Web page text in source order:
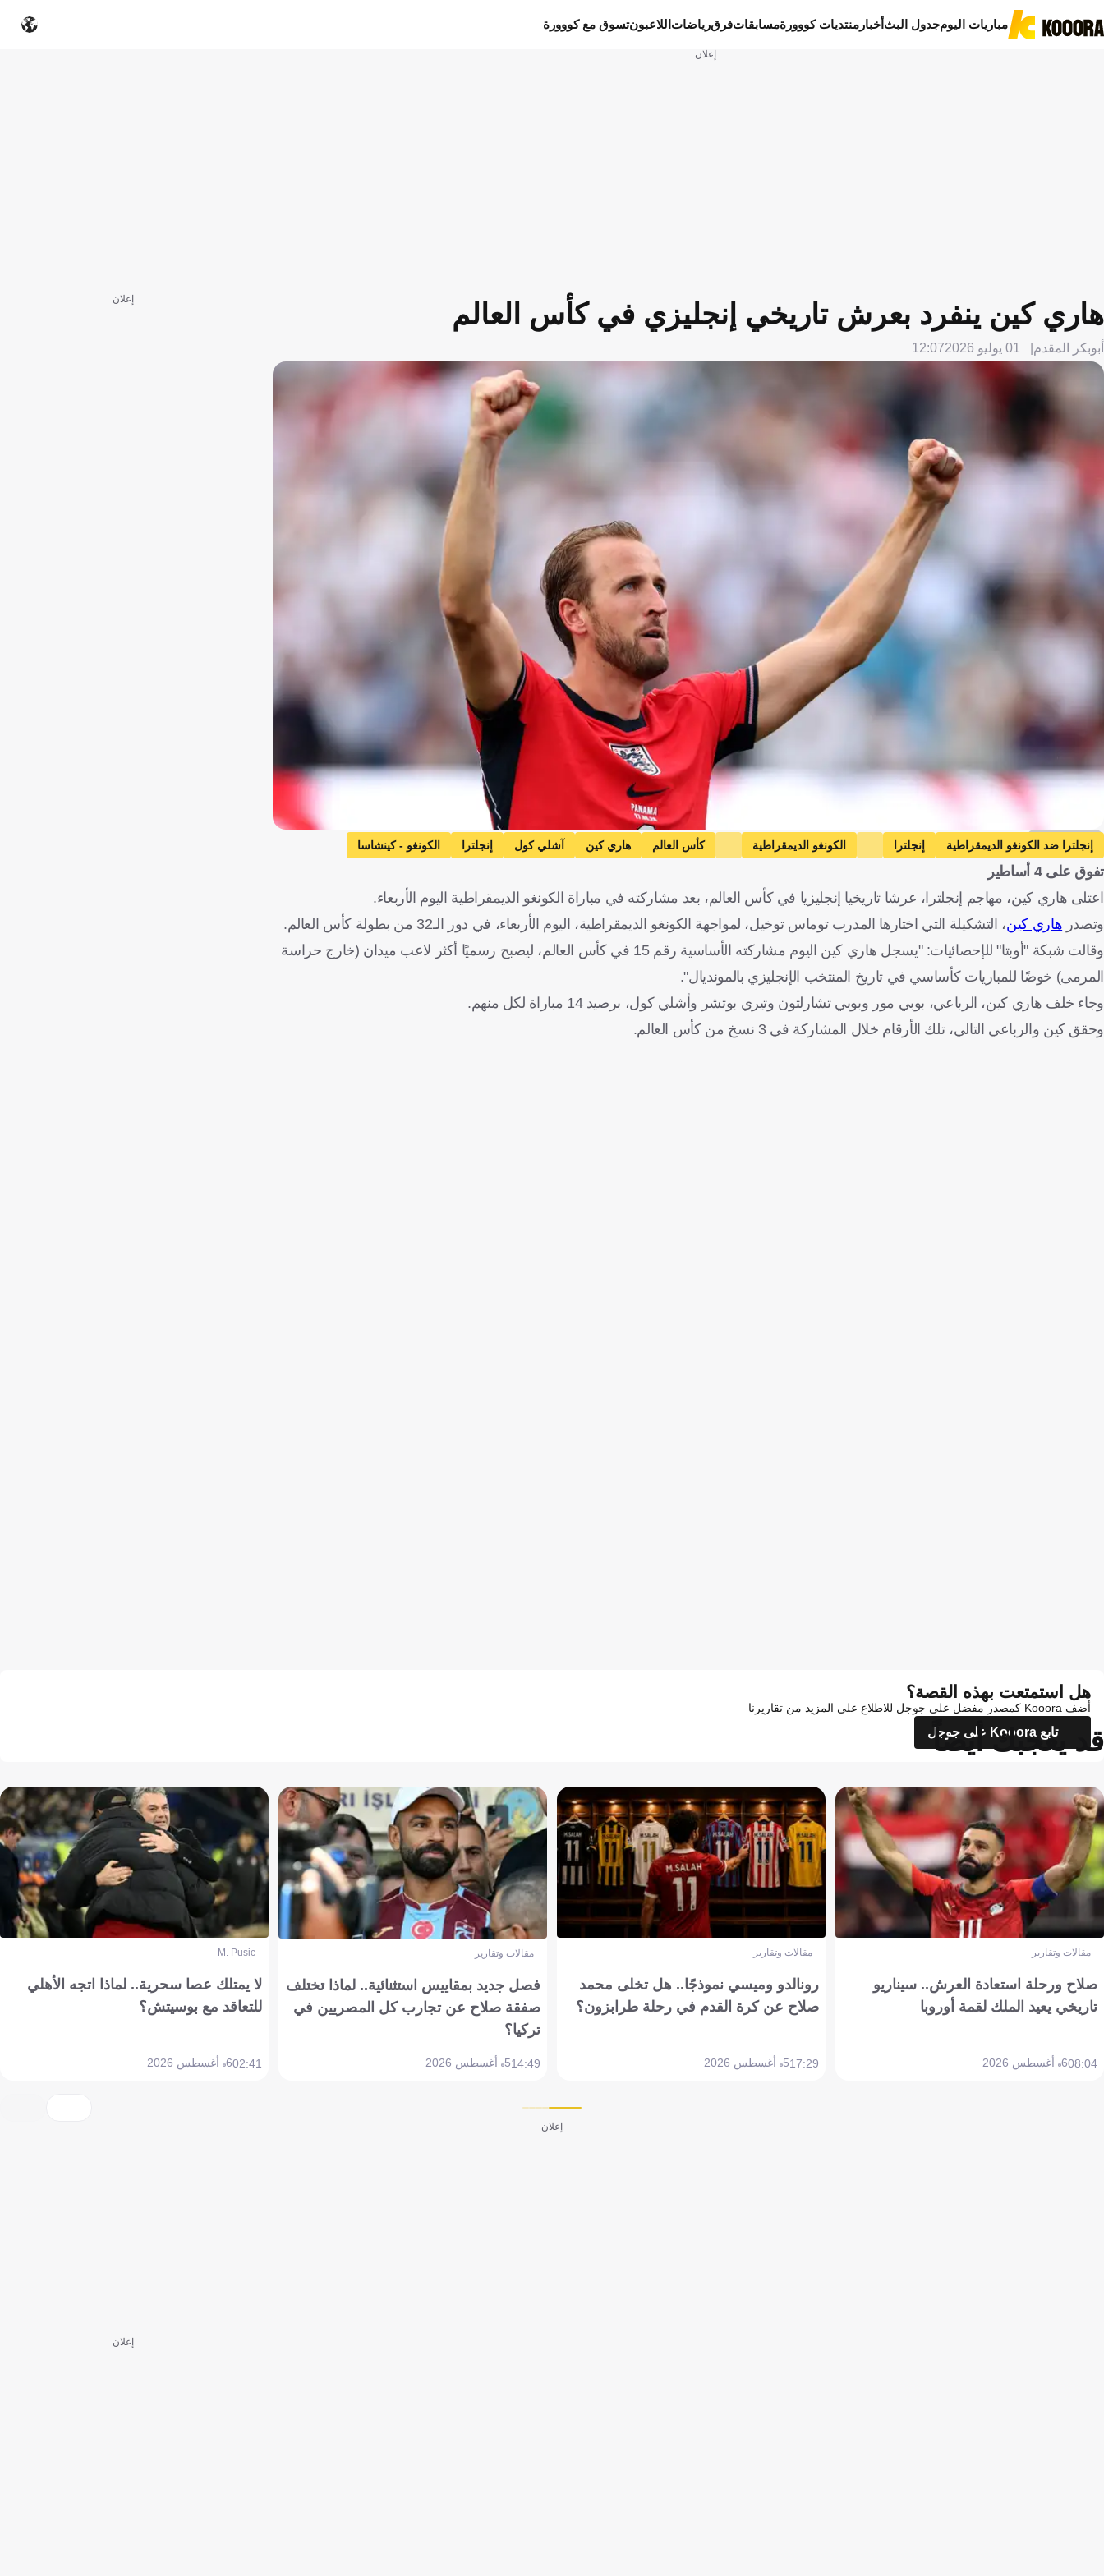
مباريات اليومجدول البثأخبار منتديات كووورةمسابقاتفرقرياضات اللاعبونتسوق مع كووورة
إعلان
هاري كين ينفرد بعرش تاريخي إنجليزي في كأس العالم
أبوبكر المقدم 01 يوليو 2026 12:07
Getty Images
إنجلترا ضد الكونغو الديمقراطية إنجلترا الكونغو الديمقراطية كأس العالم هاري كين آشلي كول إنجلترا
الكونغو - كينشاسا
الولايات المتحدة
كرة قدم
تفوق على 4 أساطير
اعتلى هاري كين، مهاجم إنجلترا، عرشا تاريخيا إنجليزيا في كأس العالم، بعد مشاركته في مباراة الكونغو الديمقراطية اليوم الأربعاء.
وتصدر هاري كين، التشكيلة التي اختارها المدرب توماس توخيل، لمواجهة الكونغو الديمقراطية، اليوم الأربعاء، في دور الـ32 من بطولة كأس العالم.
وقالت شبكة "أوبتا" للإحصائيات: "يسجل هاري كين اليوم مشاركته الأساسية رقم 15 في كأس العالم، ليصبح رسميًا أكثر لاعب ميدان (خارج حراسة
المرمى) خوضًا للمباريات كأساسي في تاريخ المنتخب الإنجليزي بالمونديال".
وجاء خلف هاري كين، الرباعي، بوبي مور وبوبي تشارلتون وتيري بوتشر وأشلي كول، برصيد 14 مباراة لكل منهم.
وحقق كين والرباعي التالي، تلك الأرقام خلال المشاركة في 3 نسخ من كأس العالم.
إعلان
هل استمتعت بهذه القصة؟
أضف Kooora كمصدر مفضل على جوجل للاطلاع على المزيد من تقاريرنا
تابع Kooora على جوجل
قد يعجبك أيضاً
مقالات وتقارير
صلاح ورحلة استعادة العرش.. سيناريو
تاريخي يعيد الملك لقمة أوروبا
08:046 أغسطس 2026
مقالات وتقارير
رونالدو وميسي نموذجًا.. هل تخلى محمد
صلاح عن كرة القدم في رحلة طرابزون؟
17:295 أغسطس 2026
مقالات وتقارير
فصل جديد بمقاييس استثنائية.. لماذا تختلف
صفقة صلاح عن تجارب كل المصريين في
تركيا؟
14:495 أغسطس 2026
M. Pusic
لا يمتلك عصا سحرية.. لماذا اتجه الأهلي
للتعاقد مع بوسيتش؟
02:416 أغسطس 2026
إعلان
إعلان